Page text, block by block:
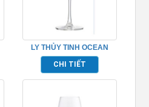
LY THỦY TINH OCEAN
MADISON COCKTAIL
TP_1015C10
CHI TIẾT